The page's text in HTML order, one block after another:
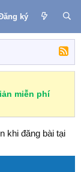
ký
miễn phí
khi đăng bài tại